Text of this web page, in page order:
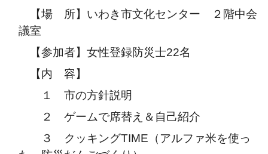
【場 所】いわき市文化センター ２階中会
議室
【参加者】女性登録防災士22名
【内 容】
１ 市の方針説明
２ ゲームで席替え＆自己紹介
３ クッキングTIME（アルファ米を使っ